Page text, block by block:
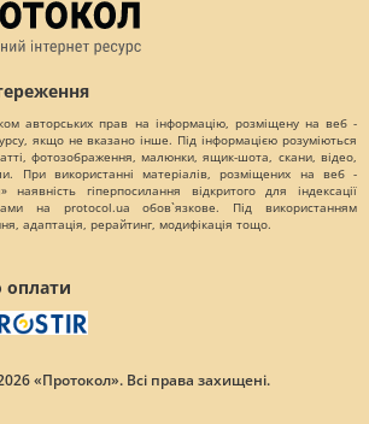
авторських прав на інформацію, розміщену на веб -
якщо не вказано інше. Під інформацією розуміються
фотозображення, малюнки, ящик-шота, скани, відео,
При використанні матеріалів, розміщених на веб -
наявність гіперпосилання відкритого для індексації
на protocol.ua обов`язкове. Під використанням
адаптація, рерайтинг, модифікація тощо.
«Протокол». Всі права захищені.